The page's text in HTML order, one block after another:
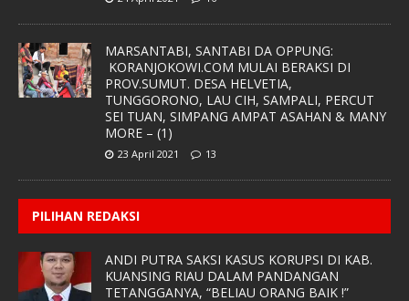
MARSANTABI, SANTABI DA OPPUNG:
KORANJOKOWI.COM MULAI BERAKSI DI
PROV.SUMUT. DESA HELVETIA,
TUNGGORONO, LAU CIH, SAMPALI, PERCUT
SEI TUAN, SIMPANG AMPAT ASAHAN & MANY
MORE – (1)
23 April 2021 13
PILIHAN REDAKSI
ANDI PUTRA SAKSI KASUS KORUPSI DI KAB.
KUANSING RIAU DALAM PANDANGAN
TETANGGANYA, “BELIAU ORANG BAIK !”